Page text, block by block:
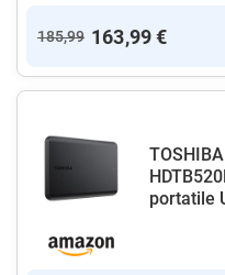
185,99 163,99 €
portatile